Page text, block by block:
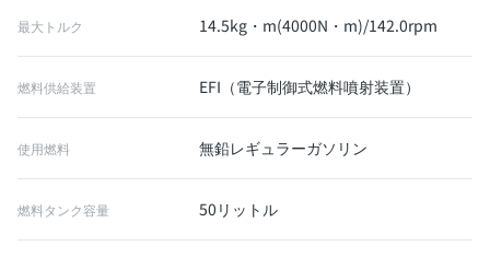
最大トルク 14.5kg・m(4000N・m)/142.0rpm
燃料供給装置 EFI（電子制御式燃料噴射装置）
使用燃料 無鉛レギュラーガソリン
燃料タンク容量 50リットル